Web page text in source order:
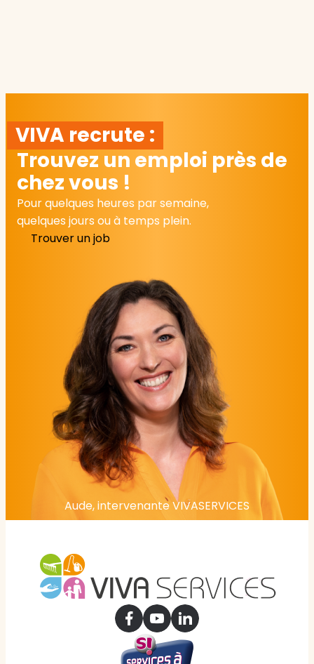
VIVA recrute :
Trouvez un emploi près de
chez vous !
Pour quelques heures par semaine,
quelques jours ou à temps plein.
Trouver un job
Aude, intervenante VIVASERVICES